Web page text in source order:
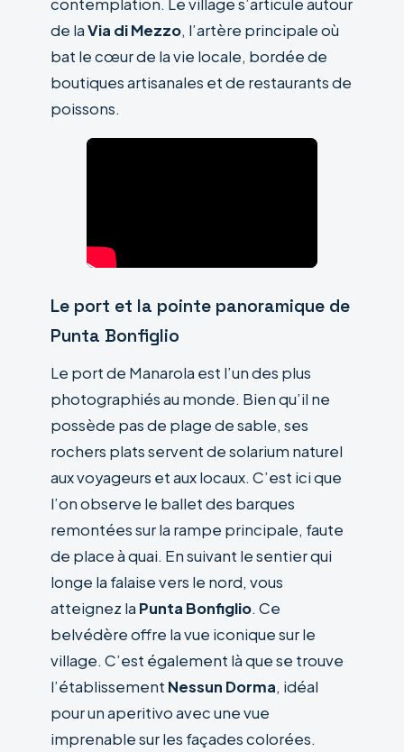
contemplation. Le village s’articule autour
de laVia di Mezzo, l’artère principale où
bat le cœur de la vie locale, bordée de
boutiques artisanales et de restaurants de
poissons.
Le port et la pointe panoramique de
Punta Bonfiglio
Le port de Manarola est l’un des plus
photographiés au monde. Bien qu’il ne
possède pas de plage de sable, ses
rochers plats servent de solarium naturel
aux voyageurs et aux locaux. C’est ici que
l’on observe le ballet des barques
remontées sur la rampe principale, faute
de place à quai. En suivant le sentier qui
longe la falaise vers le nord, vous
atteignez la Punta Bonfiglio. Ce
belvédère offre la vue iconique sur le
village. C’est également là que se trouve
l’établissement Nessun Dorma, idéal
pour un aperitivo avec une vue
imprenable sur les façades colorées.